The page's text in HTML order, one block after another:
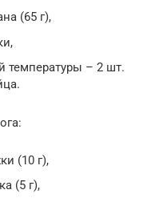
(65 г),
температуры – 2 шт.
(10 г),
(5 г),